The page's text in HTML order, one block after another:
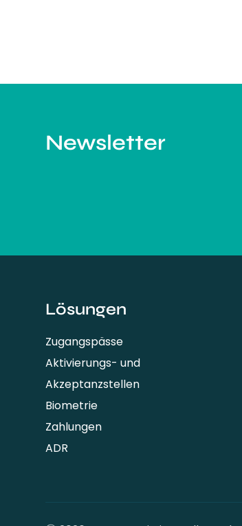
Newsletter
Lösungen
Zugangspässe
Aktivierungs- und
Akzeptanzstellen
Biometrie
Zahlungen
ADR